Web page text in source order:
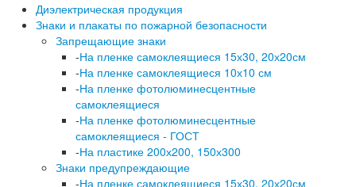
Диэлектрическая продукция
Знаки и плакаты по пожарной безопасности
Запрещающие знаки
-На пленке самоклеящиеся 15х30, 20х20см
-На пленке самоклеящиеся 10х10 см
-На пленке фотолюминесцентные
самоклеящиеся
-На пленке фотолюминесцентные
самоклеящиеся - ГОСТ
-На пластике 200х200, 150х300
Знаки предупреждающие
-На пленке самоклеящиеся 15х30, 20х20см